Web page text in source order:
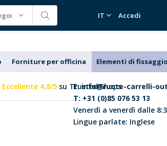
IT Accedi
Forniture per officina Elementi di fissaggio
Eccellente 4,8/5 su Trusted Shops
E:info@ruote-carrelli-
T: +31 (0)85 076 53 13
Venerdì a venerdì dalle
Lingue parlate: Inglese